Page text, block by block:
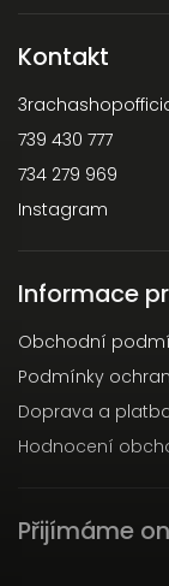
Kontakt
739 430 777
734 279 969
Instagram
Informace
Obchodní
Podmínky
Doprava a
Hodnocení
Přijímáme